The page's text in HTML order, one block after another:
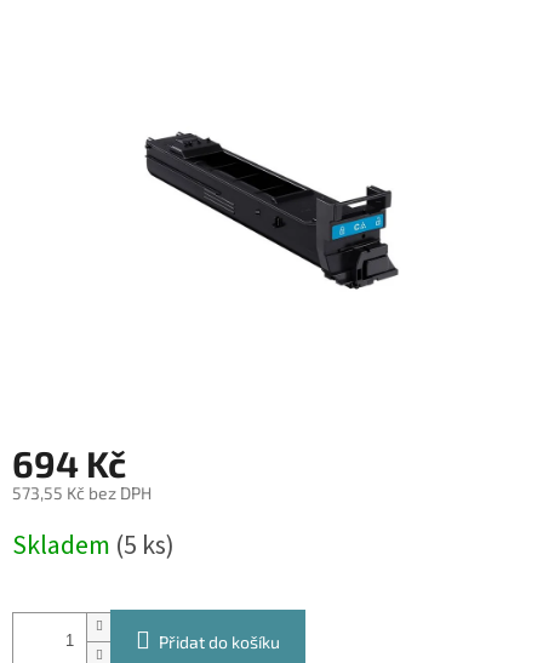
694 Kč
573,55 Kč bez DPH
cena:
Skladem (5 ks)
Přidat do košíku